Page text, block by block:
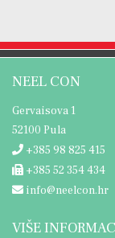
NEEL CON
Gervaisova 1
52100 Pula
+385 98 825 415
+385 52 354 434
info@neelcon.hr
VIŠE